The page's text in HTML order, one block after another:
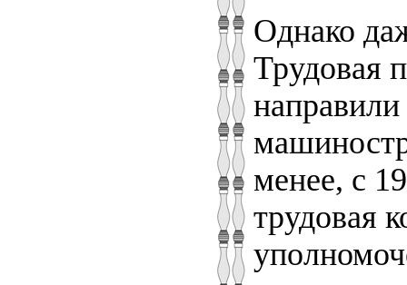
Однако
Трудовая
направили
менее, с
трудовая